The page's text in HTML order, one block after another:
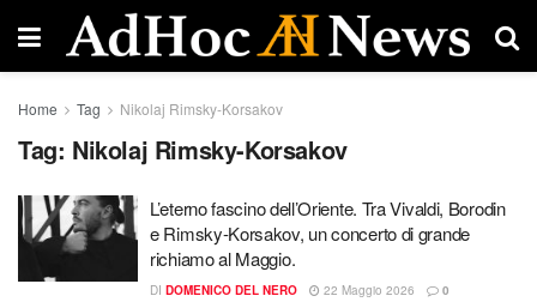
Home Tag Nikolaj Rimsky-Korsakov
Tag: Nikolaj Rimsky-Korsakov
L’eterno fascino dell’Oriente. Tra Vivaldi, Borodin
e Rimsky-Korsakov, un concerto di grande
richiamo al Maggio.
DI DOMENICO DEL NERO 22 Maggio 2026 0